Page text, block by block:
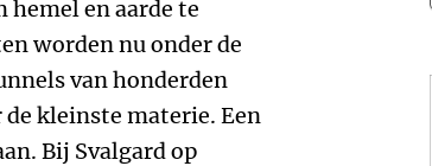
en aarde te
worden nu onder de
van honderden
kleinste materie. Een
Bij Svalgard op